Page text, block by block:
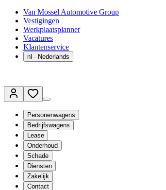
Van Mossel Automotive Group
Vestigingen
Werkplaatsplanner
Vacatures
Klantenservice
nl - Nederlands
Personenwagens
Bedrijfswagens
Lease
Onderhoud
Schade
Diensten
Zakelijk
Contact